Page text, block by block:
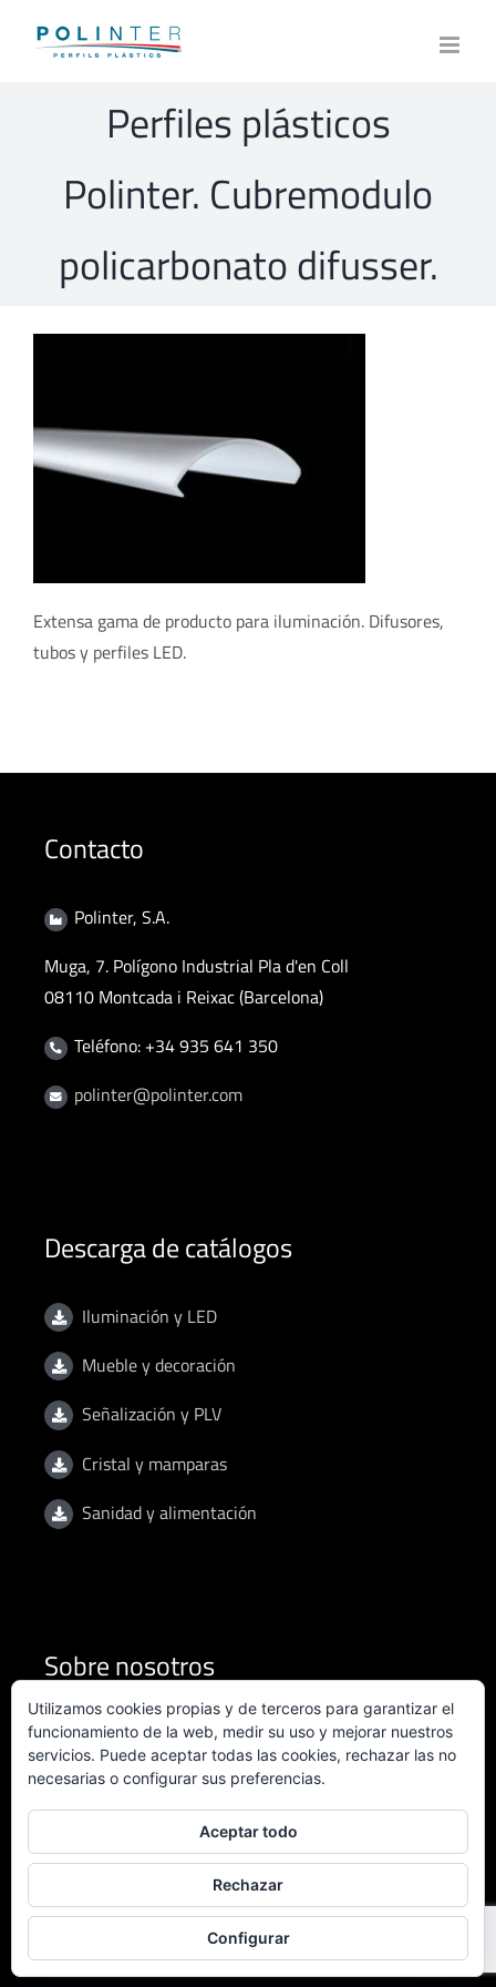
Perfiles plásticos
Polinter. Cubremodulo
policarbonato difusser.
Extensa gama de producto para iluminación. Difusores,
tubos y perfiles LED.
Contacto
Polinter, S.A.
Muga, 7. Polígono Industrial Pla d'en Coll
08110 Montcada i Reixac (Barcelona)
Teléfono: +34 935 641 350
polinter@polinter.com
Descarga de catálogos
Iluminación y LED
Mueble y decoración
Señalización y PLV
Cristal y mamparas
Sanidad y alimentación
Sobre nosotros
Condiciones de uso
Política de privacidad
Política de calidad
Certificado ISO 9001:2015
Utilizamos cookies propias y de terceros para garantizar el
funcionamiento de la web, medir su uso y mejorar nuestros
servicios. Puede aceptar todas las cookies, rechazar las no
necesarias o configurar sus preferencias.
Aceptar todo
Rechazar
Configurar